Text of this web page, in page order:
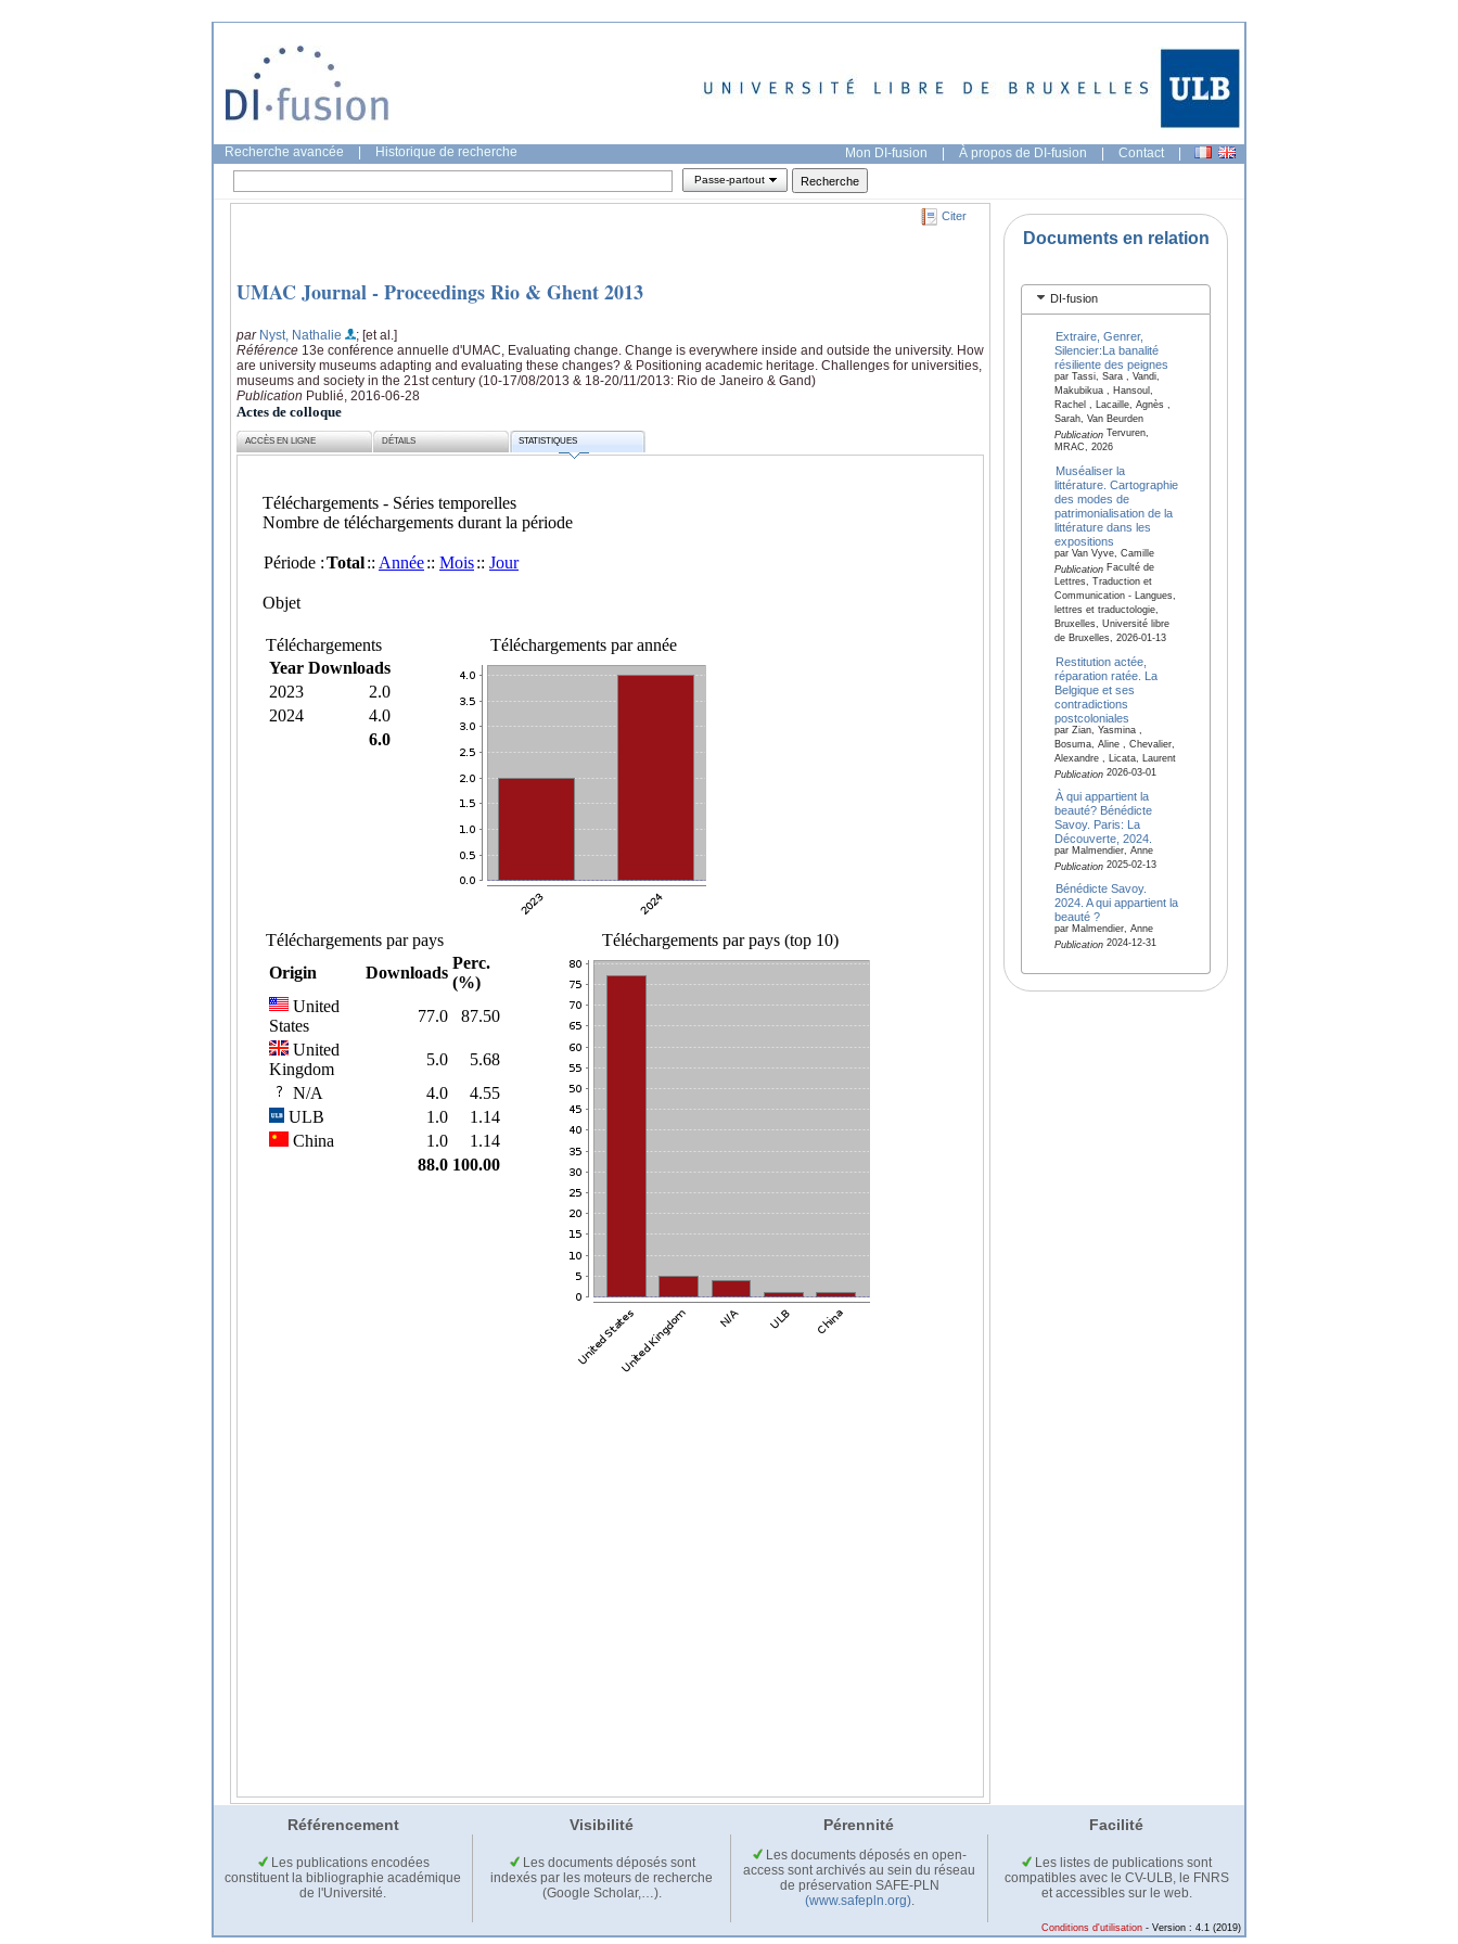
Recherche avancée Historique de recherche Mon DI-fusion | À propos de DI-fusion | Contact |
Passe-partout
Citer
UMAC Journal - Proceedings Rio & Ghent 2013
par Nyst, Nathalie
; [et al.]
Référence 13e conférence annuelle d'UMAC, Evaluating change. Change is everywhere inside and outside the university. How
are university museums adapting and evaluating these changes? & Positioning academic heritage. Challenges for universities,
museums and society in the 21st century (10-17/08/2013 & 18-20/11/2013: Rio de Janeiro & Gand)
Publication Publié, 2016-06-28
Actes de colloque
ACCÈS EN LIGNE DÉTAILS STATISTIQUES
Documents en relation
DI-fusion
Extraire, Genrer,
Silencier:La banalité
résiliente des peignes
par Tassi, Sara , Vandi,
Makubikua , Hansoul,
Rachel , Lacaille, Agnès ,
Sarah, Van Beurden
PublicationTervuren,
MRAC, 2026
Muséaliser la
littérature. Cartographie
des modes de
patrimonialisation de la
littérature dans les
expositions
par Van Vyve, Camille
PublicationFaculté de
Lettres, Traduction et
Communication - Langues,
lettres et traductologie,
Bruxelles, Université libre
de Bruxelles, 2026-01-13
Restitution actée,
réparation ratée. La
Belgique et ses
contradictions
postcoloniales
par Zian, Yasmina ,
Bosuma, Aline , Chevalier,
Alexandre , Licata, Laurent
Publication2026-03-01
À qui appartient la
beauté? Bénédicte
Savoy. Paris: La
Découverte, 2024.
par Malmendier, Anne
Publication2025-02-13
Bénédicte Savoy.
2024. A qui appartient la
beauté ?
par Malmendier, Anne
Publication2024-12-31
Référencement Visibilité Pérennité Facilité
Les publications encodées
constituent la bibliographie académique
de l'Université.
Les documents déposés sont
indexés par les moteurs de recherche
(Google Scholar,…).
Les documents déposés en open-
access sont archivés au sein du réseau
de préservation SAFE-PLN
(www.safepln.org).
Les listes de publications sont
compatibles avec le CV-ULB, le FNRS
et accessibles sur le web.
Conditions d'utilisation - Version : 4.1 (2019)